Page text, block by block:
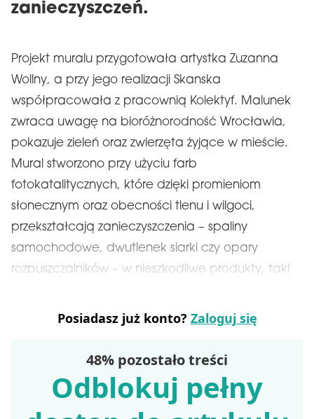
zanieczyszczeń.
Projekt muralu przygotowała artystka Zuzanna
Wollny, a przy jego realizacji Skanska
współpracowała z pracownią Kolektyf. Malunek
zwraca uwagę na bioróżnorodność Wrocławia,
pokazuje zieleń oraz zwierzęta żyjące w mieście.
Mural stworzono przy użyciu farb
fotokatalitycznych, które dzięki promieniom
słonecznym oraz obecności tlenu i wilgoci,
przekształcają zanieczyszczenia – spaliny
samochodowe, dwutlenek siarki czy opary
rozpuszczalników – w nieszkodliwe produkty, taki
Posiadasz już konto? Zaloguj się
48% pozostało treści
Odblokuj pełny